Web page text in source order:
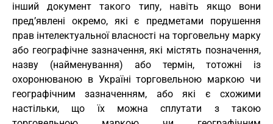
інший документ такого типу, навіть якщо вони
пред’явлені окремо, які є предметами порушення
прав інтелектуальної власності на торговельну марку
або географічне зазначення, які містять позначення,
назву (найменування) або термін, тотожні із
охоронюваною в Україні торговельною маркою чи
географічним зазначенням, або які є схожими
настільки, що їх можна сплутати з такою